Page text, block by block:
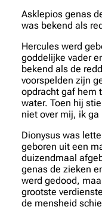
Asklepios genas
was bekend als
Hercules werd
goddelijke vader
bekend als de
voorspelden zijn
opdracht gaf hem
water. Toen hij
niet over mij, ik ga
Dionysus was
geboren uit een
duizendmaal
genas de zieken
werd gedood,
grootste
de mensheid